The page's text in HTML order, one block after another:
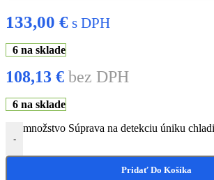
133,00 € s DPH
6 na sklade
108,13 € bez DPH
6 na sklade
-
množstvo Súprava na detekciu úniku
Pridať Do Košíka